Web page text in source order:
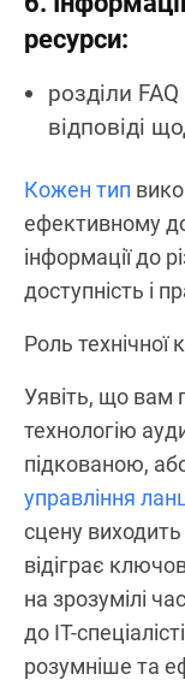
ресурси:
розділи
відповіді
Кожен тип
ефективному
інформації до
доступність і
Роль технічної
Уявіть, що вам
технологію
підкованою,
управління
сцену виходить
відіграє
на зрозумілі
до IT-
розумніше та